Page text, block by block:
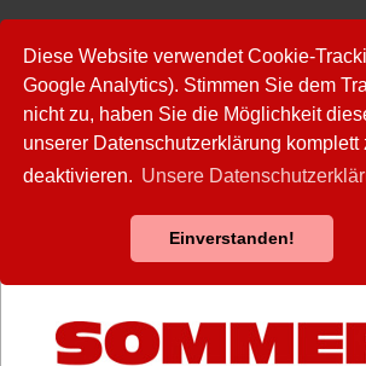
Diese Website verwendet Cookie-
Google Analytics). Stimmen Sie dem
nicht zu, haben Sie die Möglichkeit
unserer Datenschutzerklärung komplett
deaktivieren. Unsere
Einverstanden!